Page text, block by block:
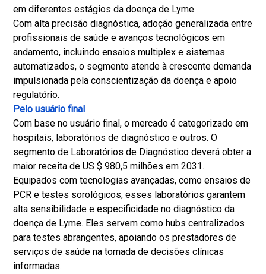
em diferentes estágios da doença de Lyme.
Com alta precisão diagnóstica, adoção generalizada entre
profissionais de saúde e avanços tecnológicos em
andamento, incluindo ensaios multiplex e sistemas
automatizados, o segmento atende à crescente demanda
impulsionada pela conscientização da doença e apoio
regulatório.
Pelo usuário final
Com base no usuário final, o mercado é categorizado em
hospitais, laboratórios de diagnóstico e outros. O
segmento de Laboratórios de Diagnóstico deverá obter a
maior receita de US $ 980,5 milhões em 2031.
Equipados com tecnologias avançadas, como ensaios de
PCR e testes sorológicos, esses laboratórios garantem
alta sensibilidade e especificidade no diagnóstico da
doença de Lyme. Eles servem como hubs centralizados
para testes abrangentes, apoiando os prestadores de
serviços de saúde na tomada de decisões clínicas
informadas.